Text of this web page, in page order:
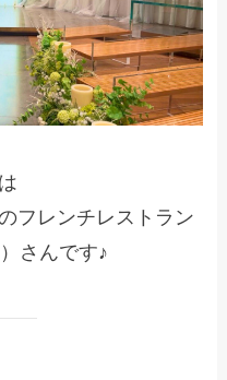
フレンチレストラン
さんです♪